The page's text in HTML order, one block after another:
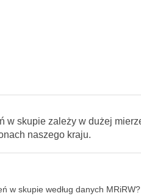
w skupie zależy w dużej
naszego kraju.
w skupie według danych MRiRW?